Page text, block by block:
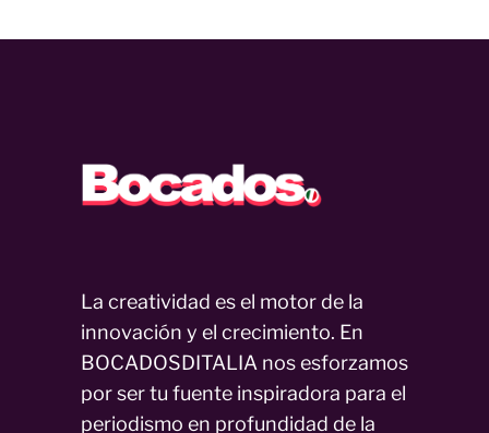
La creatividad es el motor de la
innovación y el crecimiento. En
BOCADOSDITALIA nos esforzamos
por ser tu fuente inspiradora para el
periodismo en profundidad de la